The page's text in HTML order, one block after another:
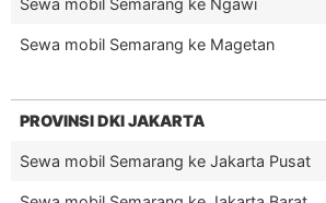
Sewa mobil Semarang ke Magetan
PROVINSI DKI JAKARTA
Sewa mobil Semarang ke Jakarta Pusat